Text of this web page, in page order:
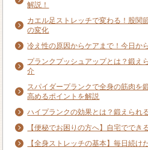
解説！
カエル足ストレッチで変わる！股関
の変化
冷え性の原因からケアまで！今日か
プランクプッシュアップとは？鍛え
介
スパイダープランクで全身の筋肉を
高めるポイントを解説
ハイプランクの効果とは？鍛えられ
【便秘でお困りの方へ】自宅ででき
【全身ストレッチの基本】毎日続け